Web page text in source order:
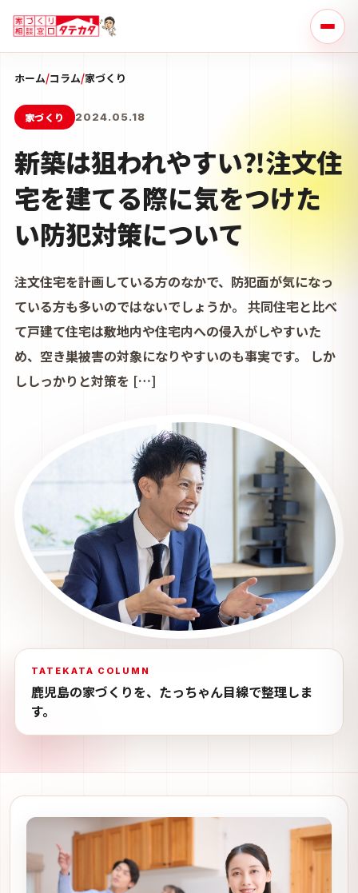
ホーム/コラム/家づくり
家づくり 2024.05.18
新築は狙われやすい⁈注文住
宅を建てる際に気をつけた
い防犯対策について
注文住宅を計画している方のなかで、防犯面が気になっ
ている方も多いのではないでしょうか。 共同住宅と比べ
て戸建て住宅は敷地内や住宅内への侵入がしやすいた
め、空き巣被害の対象になりやすいのも事実です。 しか
ししっかりと対策を […]
TATEKATA COLUMN
鹿児島の家づくりを、たっちゃん目線で整理しま
す。